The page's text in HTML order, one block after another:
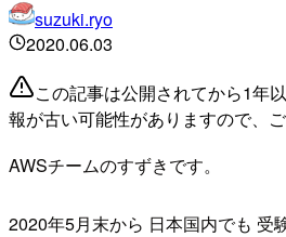
suzuki.ryo
2020.06.03
この記事は公開されてから1年
報が古い可能性がありますので、ご
AWSチームのすずきです。
2020年5月末から 日本国内でも 受